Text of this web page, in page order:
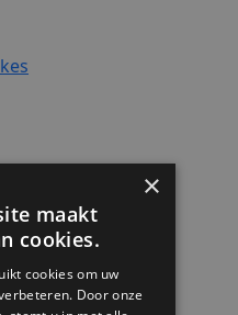
×
maakt
cookies.
cookies om uw
Door onze